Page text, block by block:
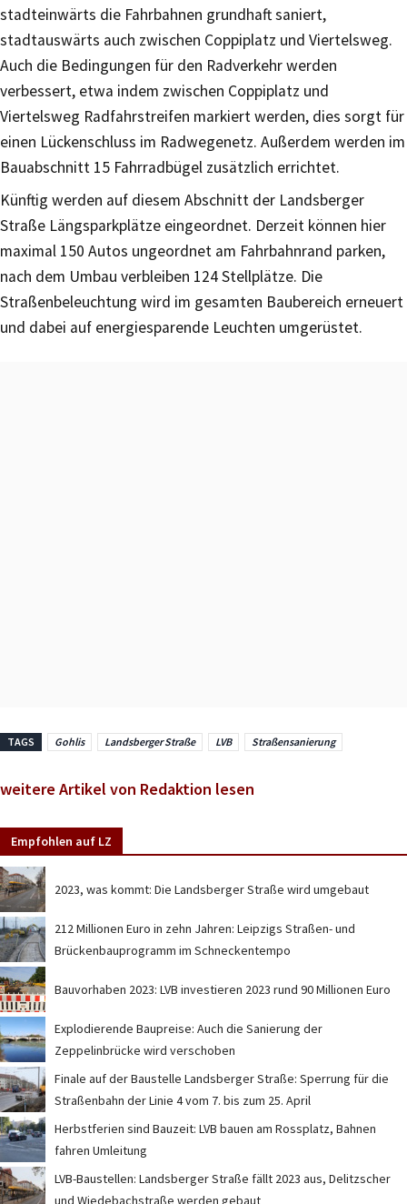
stadteinwärts die Fahrbahnen grundhaft saniert,
stadtauswärts auch zwischen Coppiplatz und Viertelsweg.
Auch die Bedingungen für den Radverkehr werden
verbessert, etwa indem zwischen Coppiplatz und
Viertelsweg Radfahrstreifen markiert werden, dies sorgt für
einen Lückenschluss im Radwegenetz. Außerdem werden im
Bauabschnitt 15 Fahrradbügel zusätzlich errichtet.
Künftig werden auf diesem Abschnitt der Landsberger
Straße Längsparkplätze eingeordnet. Derzeit können hier
maximal 150 Autos ungeordnet am Fahrbahnrand parken,
nach dem Umbau verbleiben 124 Stellplätze. Die
Straßenbeleuchtung wird im gesamten Baubereich erneuert
und dabei auf energiesparende Leuchten umgerüstet.
TAGS Gohlis Landsberger Straße LVB Straßensanierung
weitere Artikel von Redaktion lesen
Empfohlen auf LZ
2023, was kommt: Die Landsberger Straße wird umgebaut
212 Millionen Euro in zehn Jahren: Leipzigs Straßen- und
Brückenbauprogramm im Schneckentempo
Bauvorhaben 2023: LVB investieren 2023 rund 90 Millionen Euro
Explodierende Baupreise: Auch die Sanierung der
Zeppelinbrücke wird verschoben
Finale auf der Baustelle Landsberger Straße: Sperrung für die
Straßenbahn der Linie 4 vom 7. bis zum 25. April
Herbstferien sind Bauzeit: LVB bauen am Rossplatz, Bahnen
fahren Umleitung
LVB-Baustellen: Landsberger Straße fällt 2023 aus, Delitzscher
und Wiedebachstraße werden gebaut